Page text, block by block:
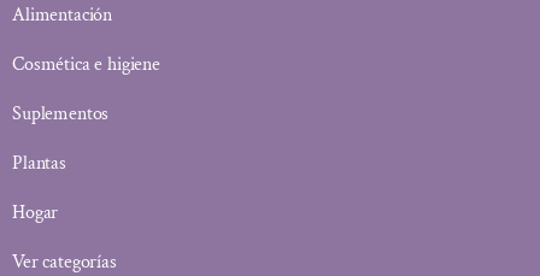
Alimentación
Cosmética e higiene
Suplementos
Plantas
Hogar
Ver categorías